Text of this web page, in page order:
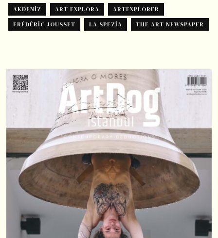
AKDENIZ ART EXPLORA
ARTEXPLORER
FRÉDÉRIC JOUSSET
LA SPEZIA THE ART NEWSPAPER